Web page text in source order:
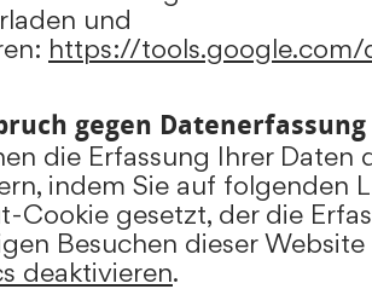
und
https://
gegen Datenerfassung
die Erfassung Ihrer
indem Sie auf folgenden
Cookie gesetzt, der die
Besuchen dieser
deaktivieren.